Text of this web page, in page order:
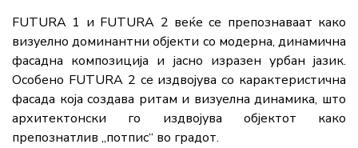
FUTURA 1 и FUTURA 2 веќе се препознаваат како
визуелно доминантни објекти со модерна, динамична
фасадна композиција и јасно изразен урбан јазик.
Особено FUTURA 2 се издвојува со карактеристична
фасада која создава ритам и визуелна динамика, што
архитектонски го издвојува објектот како
препознатлив „потпис“ во градот.